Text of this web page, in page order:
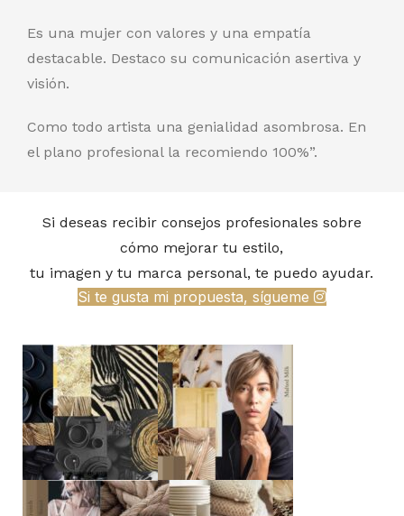
Es una mujer con valores y una empatía
destacable. Destaco su comunicación asertiva y
visión.
Como todo artista una genialidad asombrosa. En
el plano profesional la recomiendo 100%”.
Si deseas recibir consejos profesionales sobre
cómo mejorar tu estilo,
tu imagen y tu marca personal, te puedo ayudar.
Si te gusta mi propuesta, sígueme